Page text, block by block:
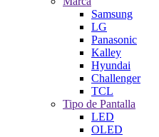
Samsung
LG
Panasonic
Kalley
Hyundai
Challenger
TCL
Tipo de Pantalla
LED
OLED